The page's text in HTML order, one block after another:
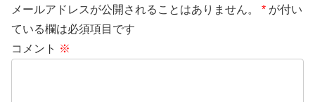
メールアドレスが公開されることはありません。 * が付い
ている欄は必須項目です
コメント ※